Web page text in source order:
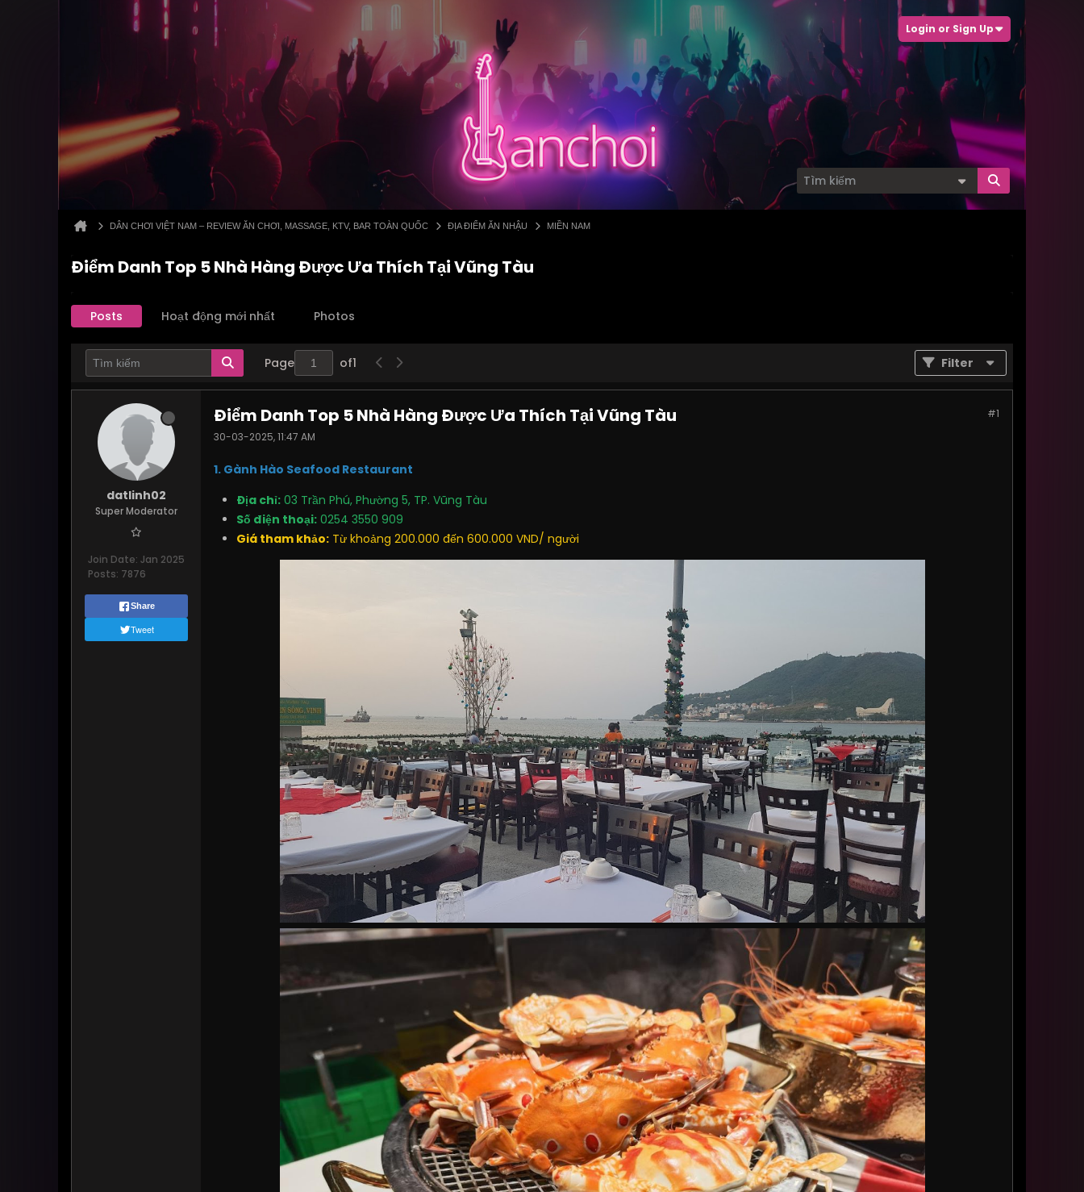
Login or Sign Up
DÂN CHƠI VIỆT NAM – REVIEW ĂN CHƠI, MASSAGE, KTV, BAR TOÀN QUỐC ĐỊA ĐIỂM ĂN NHẬU MIỀN NAM
Điểm Danh Top 5 Nhà Hàng Được Ưa Thích Tại Vũng Tàu
Posts Hoạt động mới nhất Photos
Page of1 Filter
datlinh02
Super Moderator
Join Date: Jan 2025
Posts: 7876
Share
Tweet
#1
Điểm Danh Top 5 Nhà Hàng Được Ưa Thích Tại Vũng Tàu
30-03-2025, 11:47 AM
1. Gành Hào Seafood Restaurant
Địa chỉ: 03 Trần Phú, Phường 5, TP. Vũng Tàu
Số điện thoại: 0254 3550 909
Giá tham khảo: Từ khoảng 200.000 đến 600.000 VND/ người